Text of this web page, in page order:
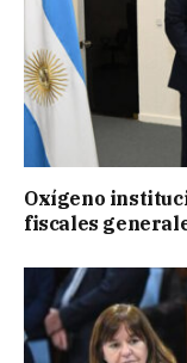
Oxígeno
fiscales